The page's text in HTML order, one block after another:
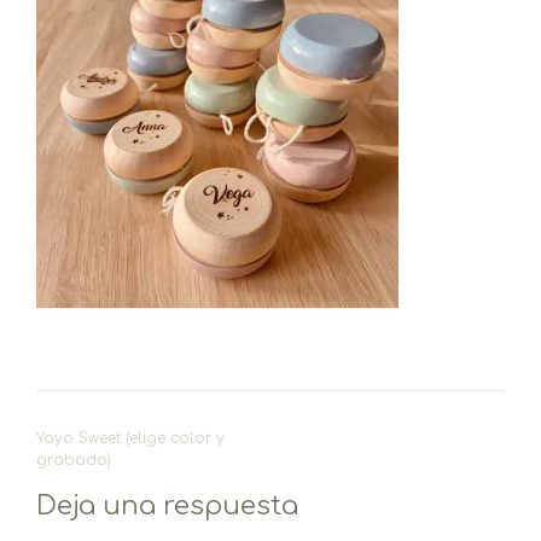
Navegación
de
Yoyo Sweet (elige color y
grabado)
Deja una respuesta